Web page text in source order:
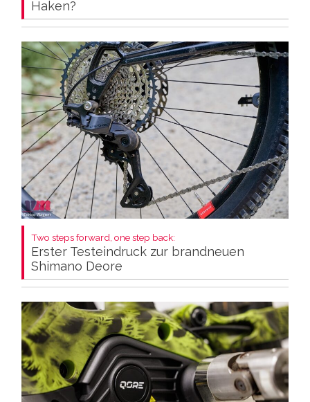
Haken?
Two steps forward, one step back:
Erster Testeindruck zur brandneuen
Shimano Deore